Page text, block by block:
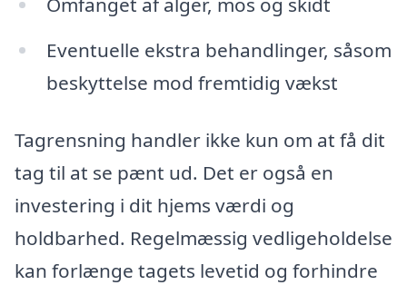
Eventuelle ekstra behandlinger, såsom
beskyttelse mod fremtidig vækst
Tagrensning handler ikke kun om at få dit
tag til at se pænt ud. Det er også en
investering i dit hjems værdi og
holdbarhed. Regelmæssig vedligeholdelse
kan forlænge tagets levetid og forhindre